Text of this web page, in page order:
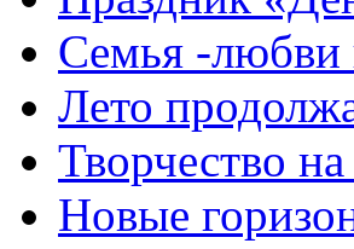
Семья -любви
Лето
Творчество
Новые